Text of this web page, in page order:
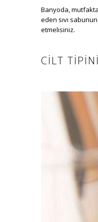
Banyoda,
eden sıvı
etmelisiniz.
CILT